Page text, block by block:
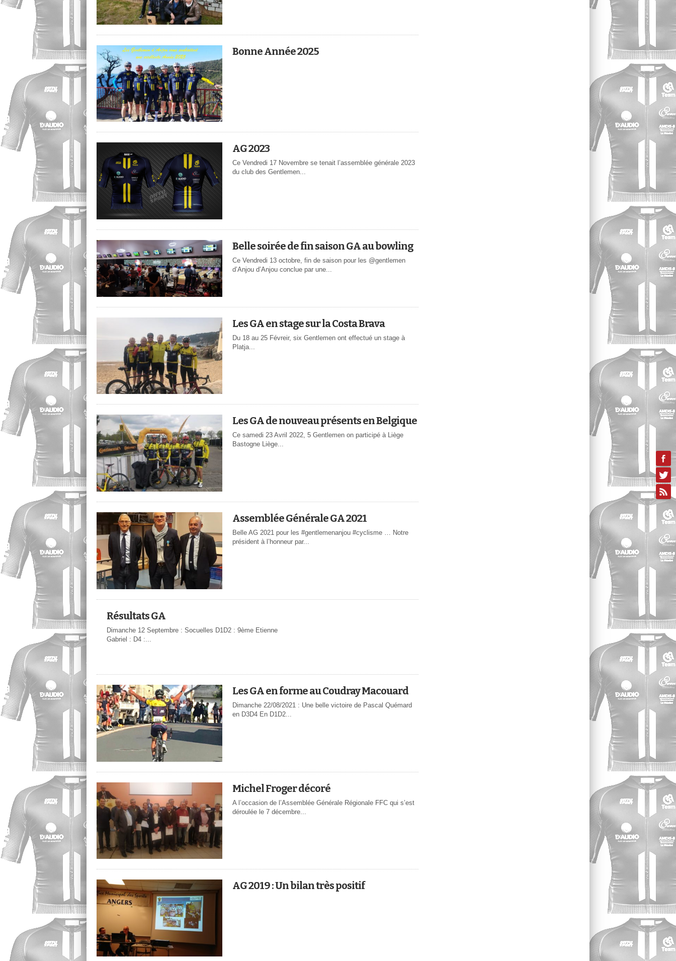
Bonne Année 2025
AG 2023
Ce Vendredi 17 Novembre se tenait l’assemblée générale 2023
du club des Gentlemen...
Belle soirée de fin saison GA au bowling
Ce Vendredi 13 octobre, fin de saison pour les @gentlemen
d’Anjou d’Anjou conclue par une...
Les GA en stage sur la Costa Brava
Du 18 au 25 Févreir, six Gentlemen ont effectué un stage à
Platja...
Les GA de nouveau présents en Belgique
Ce samedi 23 Avril 2022, 5 Gentlemen on participé à Liège
Bastogne Liège...
Assemblée Générale GA 2021
Belle AG 2021 pour les #gentlemenanjou #cyclisme … Notre
président à l’honneur par...
Résultats GA
Dimanche 12 Septembre : Socuelles D1D2 : 9ème Etienne
Gabriel : D4 :...
Les GA en forme au Coudray Macouard
Dimanche 22/08/2021 : Une belle victoire de Pascal Quémard
en D3D4 En D1D2...
Michel Froger décoré
A l’occasion de l’Assemblée Générale Régionale FFC qui s’est
déroulée le 7 décembre...
AG 2019 : Un bilan très positif